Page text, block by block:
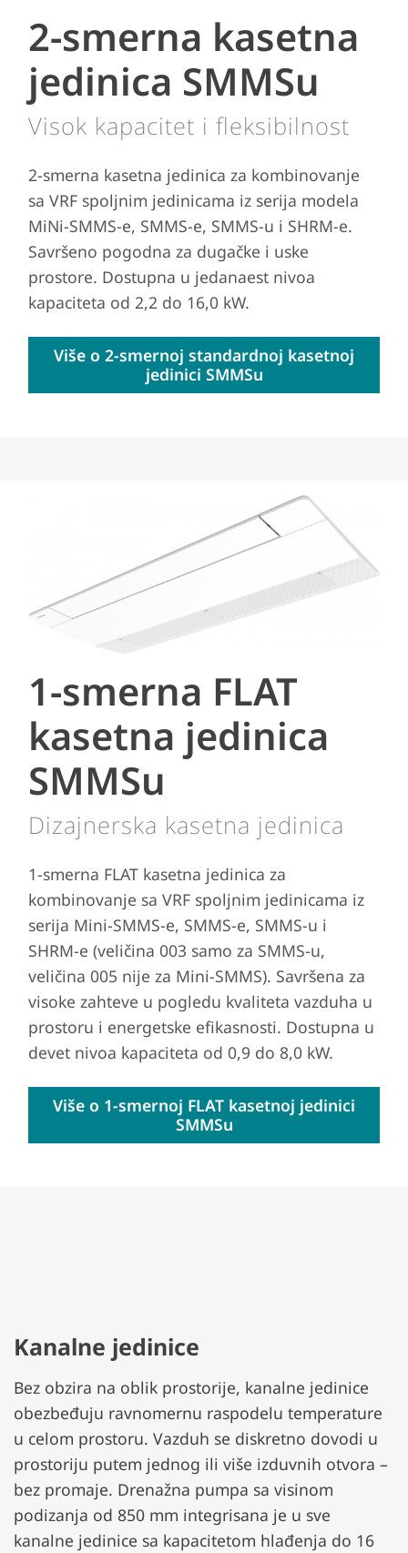
2-smerna kasetna
jedinica SMMSu
Visok kapacitet i fleksibilnost
2-smerna kasetna jedinica za kombinovanje
sa VRF spoljnim jedinicama iz serija modela
MiNi-SMMS-e, SMMS-e, SMMS-u i SHRM-e.
Savršeno pogodna za dugačke i uske
prostore. Dostupna u jedanaest nivoa
kapaciteta od 2,2 do 16,0 kW.
Više o 2-smernoj standardnoj kasetnoj
jedinici SMMSu
1-smerna FLAT
kasetna jedinica
SMMSu
Dizajnerska kasetna jedinica
1-smerna FLAT kasetna jedinica za
kombinovanje sa VRF spoljnim jedinicama iz
serija Mini-SMMS-e, SMMS-e, SMMS-u i
SHRM-e (veličina 003 samo za SMMS-u,
veličina 005 nije za Mini-SMMS). Savršena za
visoke zahteve u pogledu kvaliteta vazduha u
prostoru i energetske efikasnosti. Dostupna u
devet nivoa kapaciteta od 0,9 do 8,0 kW.
Više o 1-smernoj FLAT kasetnoj jedinici
SMMSu
Kanalne jedinice
Bez obzira na oblik prostorije, kanalne jedinice
obezbeđuju ravnomernu raspodelu temperature
u celom prostoru. Vazduh se diskretno dovodi u
prostoriju putem jednog ili više izduvnih otvora –
bez promaje. Drenažna pumpa sa visinom
podizanja od 850 mm integrisana je u sve
kanalne jedinice sa kapacitetom hlađenja do 16